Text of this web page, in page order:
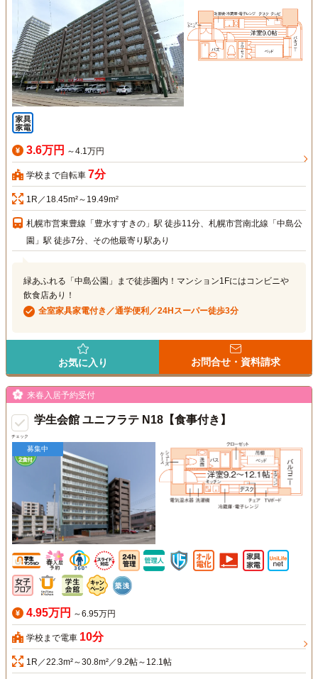
3.6万円 ～4.1万円
学校まで自転車 7分
1R／18.45m²～19.49m²
札幌市営東豊線「豊水すすきの」駅 徒歩11分、札幌市営南北線「中島公
園」駅 徒歩7分、その他最寄り駅あり
緑あふれる「中島公園」まで徒歩圏内！マンション1Fにはコンビニや
飲食店あり！
全室家具家電付き／通学便利／24Hスーパー徒歩3分
お気に入り お問合せ・資料請求
チェック
来春入居予約受付
学生会館 ユニフラテ N18【食事付き】
募集中
4.95万円 ～6.95万円
学校まで電車 10分
1R／22.3m²～30.8m²／9.2帖～12.1帖